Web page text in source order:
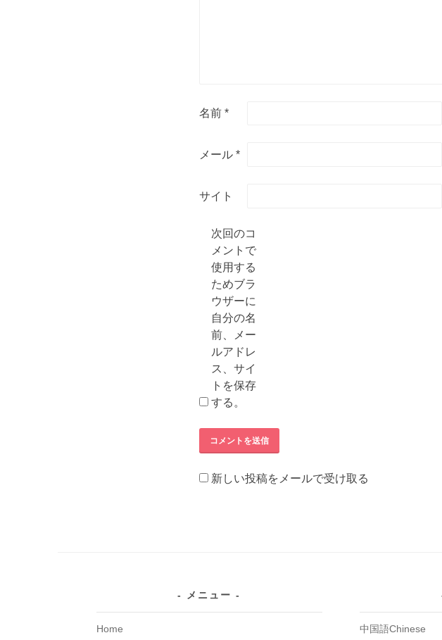
名前 *
メール *
サイト
次回のコ
メントで
使用する
ためブラ
ウザーに
自分の名
前、メー
ルアドレ
ス、サイ
トを保存
する。
新しい投稿をメールで受け取る
メニュー
Home 中国語Chinese